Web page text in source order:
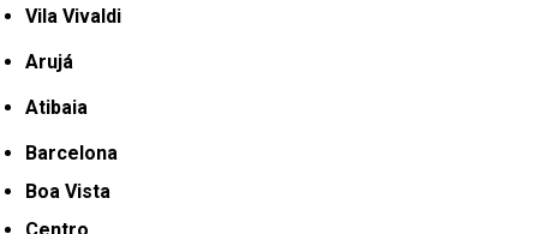
Vila Vivaldi
Arujá
Atibaia
Barcelona
Boa Vista